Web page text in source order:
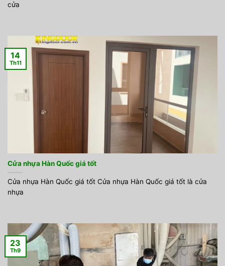
cửa
Cửa nhựa Hàn Quốc giá tốt
Cửa nhựa Hàn Quốc giá tốt Cửa nhựa Hàn Quốc giá tốt là cửa
nhựa
14
Th11
23
Th9